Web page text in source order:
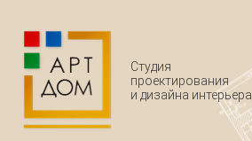
Студия
проектирования
и дизайна интерьера